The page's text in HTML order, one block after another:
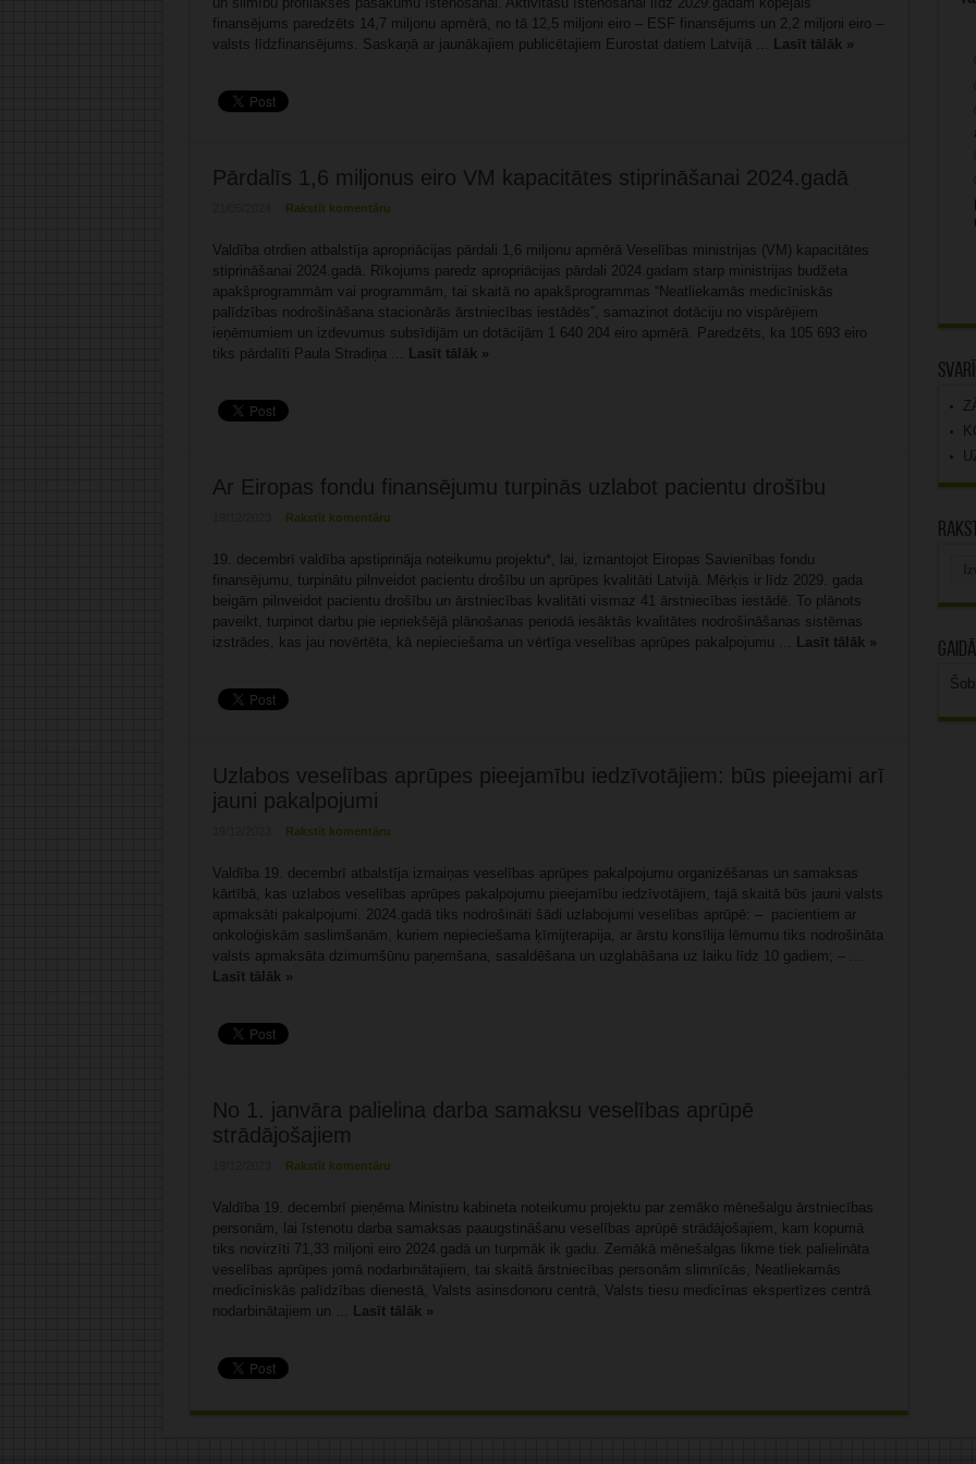
finansējums paredzēts 14,7 miljonu apmērā, no tā 12,5 miljoni eiro – ESF finansējums un 2,2 miljoni eiro –
valsts līdzfinansējums. Saskaņā ar jaunākajiem publicētajiem Eurostat datiem Latvijā ... Lasīt tālāk »
Pārdalīs 1,6 miljonus eiro VM kapacitātes stiprināšanai 2024.gadā
Rakstīt komentāru
Valdība otrdien atbalstīja apropriācijas pārdali 1,6 miljonu apmērā Veselības ministrijas (VM) kapacitātes
stiprināšanai 2024.gadā. Rīkojums paredz apropriācijas pārdali 2024.gadam starp ministrijas budžeta
apakšprogrammām vai programmām, tai skaitā no apakšprogrammas “Neatliekamās medicīniskās
palīdzības nodrošināšana stacionārās ārstniecības iestādēs”, samazinot dotāciju no vispārējiem
ieņēmumiem un izdevumus subsīdijām un dotācijām 1 640 204 eiro apmērā. Paredzēts, ka 105 693 eiro
tiks pārdalīti Paula Stradiņa ... Lasīt tālāk »
Ar Eiropas fondu finansējumu turpinās uzlabot pacientu drošību
Rakstīt komentāru
19. decembrī valdība apstiprināja noteikumu projektu*, lai, izmantojot Eiropas Savienības fondu
finansējumu, turpinātu pilnveidot pacientu drošību un aprūpes kvalitāti Latvijā. Mērķis ir līdz 2029. gada
beigām pilnveidot pacientu drošību un ārstniecības kvalitāti vismaz 41 ārstniecības iestādē. To plānots
paveikt, turpinot darbu pie iepriekšējā plānošanas periodā iesāktās kvalitātes nodrošināšanas sistēmas
izstrādes, kas jau novērtēta, kā nepieciešama un vērtīga veselības aprūpes pakalpojumu ... Lasīt tālāk »
Uzlabos veselības aprūpes pieejamību iedzīvotājiem: būs pieejami arī
jauni pakalpojumi
Rakstīt komentāru
Valdība 19. decembrī atbalstīja izmaiņas veselības aprūpes pakalpojumu organizēšanas un samaksas
kārtībā, kas uzlabos veselības aprūpes pakalpojumu pieejamību iedzīvotājiem, tajā skaitā būs jauni valsts
apmaksāti pakalpojumi. 2024.gadā tiks nodrošināti šādi uzlabojumi veselības aprūpē: – pacientiem ar
onkoloģiskām saslimšanām, kuriem nepieciešama ķīmijterapija, ar ārstu konsīlija lēmumu tiks nodrošināta
valsts apmaksāta dzimumšūnu paņemšana, sasaldēšana un uzglabāšana uz laiku līdz 10 gadiem; – ...
Lasīt tālāk »
No 1. janvāra palielina darba samaksu veselības aprūpē
strādājošajiem
Rakstīt komentāru
Valdība 19. decembrī pieņēma Ministru kabineta noteikumu projektu par zemāko mēnešalgu ārstniecības
personām, lai īstenotu darba samaksas paaugstināšanu veselības aprūpē strādājošajiem, kam kopumā
tiks novirzīti 71,33 miljoni eiro 2024.gadā un turpmāk ik gadu. Zemākā mēnešalgas likme tiek palielināta
veselības aprūpes jomā nodarbinātajiem, tai skaitā ārstniecības personām slimnīcās, Neatliekamās
medicīniskās palīdzības dienestā, Valsts asinsdonoru centrā, Valsts tiesu medicīnas ekspertīzes centrā
nodarbinātajiem un ... Lasīt tālāk »